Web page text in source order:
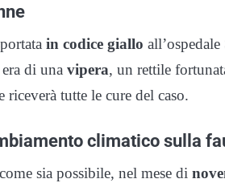
in codice giallo all’ospedale
di una vipera, un rettile
riceverà tutte le cure del caso.
climatico sulla
sia possibile, nel mese di